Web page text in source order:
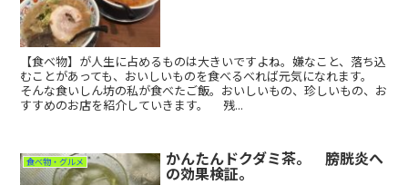
【食べ物】が人生に占めるものは大きいですよね。嫌なこと、落ち込
むことがあっても、おいしいものを食べるべれば元気になれます。
そんな食いしん坊の私が食べたご飯。おいしいもの、珍しいもの、お
すすめのお店を紹介していきます。 残...
食べ物・グルメ かんたんドクダミ茶。 膀胱炎へ
の効果検証。